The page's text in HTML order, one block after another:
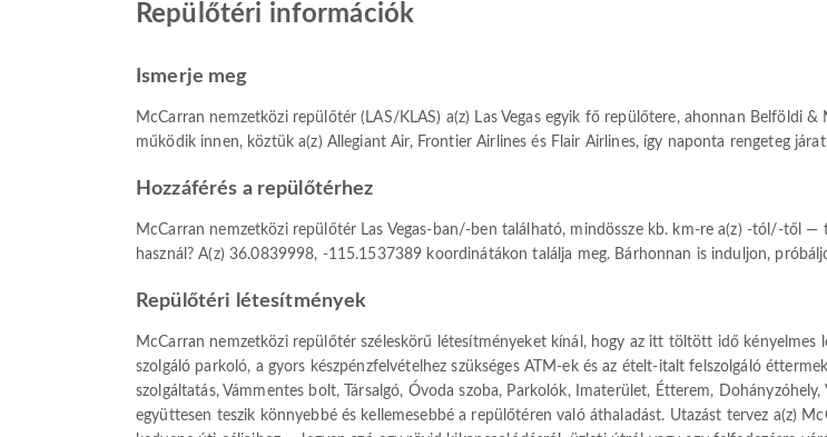
Repülőtéri információk
Ismerje meg
McCarran nemzetközi repülőtér (LAS/KLAS) a(z) Las Vegas egyik fő repülőtere, ahonnan Belföldi
működik innen, köztük a(z) Allegiant Air, Frontier Airlines és Flair Airlines, így naponta rengeteg
Hozzáférés a repülőtérhez
McCarran nemzetközi repülőtér Las Vegas-ban/-ben található, mindössze kb. km-re a(z) -tól/-től
használ? A(z) 36.0839998, -115.1537389 koordinátákon találja meg. Bárhonnan is induljon,
Repülőtéri létesítmények
McCarran nemzetközi repülőtér széleskörű létesítményeket kínál, hogy az itt töltött idő kényelmes
szolgáló parkoló, a gyors készpénzfelvételhez szükséges ATM-ek és az ételt-italt felszolgáló
szolgáltatás, Vámmentes bolt, Társalgó, Óvoda szoba, Parkolók, Imaterület, Étterem,
együttesen teszik könnyebbé és kellemesebbé a repülőtéren való áthaladást. Utazást tervez a(z)